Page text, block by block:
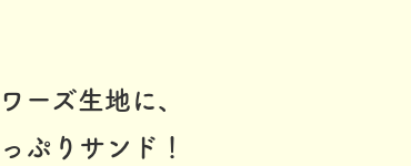
ーズ生地に、
ぷりサンド！